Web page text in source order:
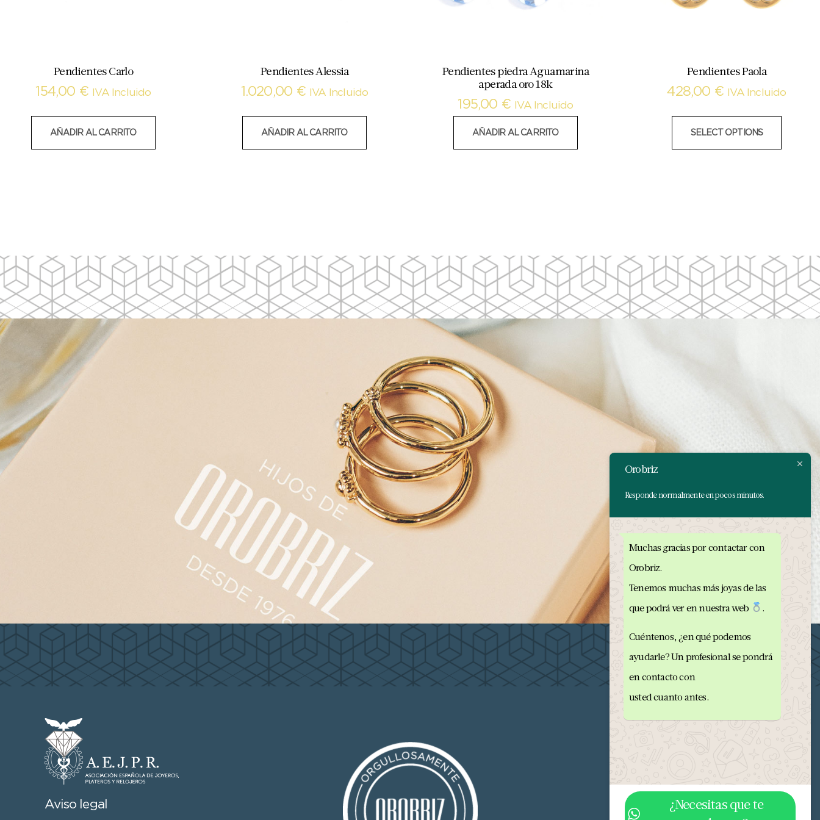
Pendientes Carlo
154,00 € IVA Incluido
AÑADIR AL CARRITO
Pendientes Alessia
1.020,00 € IVA Incluido
AÑADIR AL CARRITO
Pendientes piedra Aguamarina
aperada oro 18k
195,00 € IVA Incluido
AÑADIR AL CARRITO
Pendientes Paola
428,00 € IVA Incluido
SELECT OPTIONS
Aviso legal
Orobriz
Responde normalmente en pocos minutos.
Muchas gracias por contactar con
Orobriz.
Tenemos muchas más joyas de las
que podrá ver en nuestra web
.
Cuéntenos, ¿en qué podemos
ayudarle? Un profesional se pondrá
en contacto con
usted cuanto antes.
¿Necesitas que te